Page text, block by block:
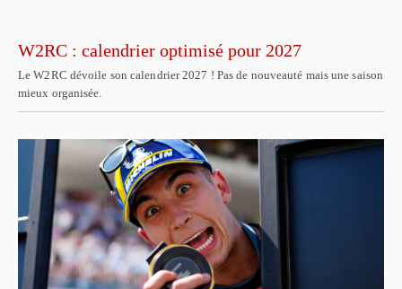
W2RC : calendrier optimisé pour 2027
Le W2RC dévoile son calendrier 2027 ! Pas de nouveauté mais une saison
mieux organisée.